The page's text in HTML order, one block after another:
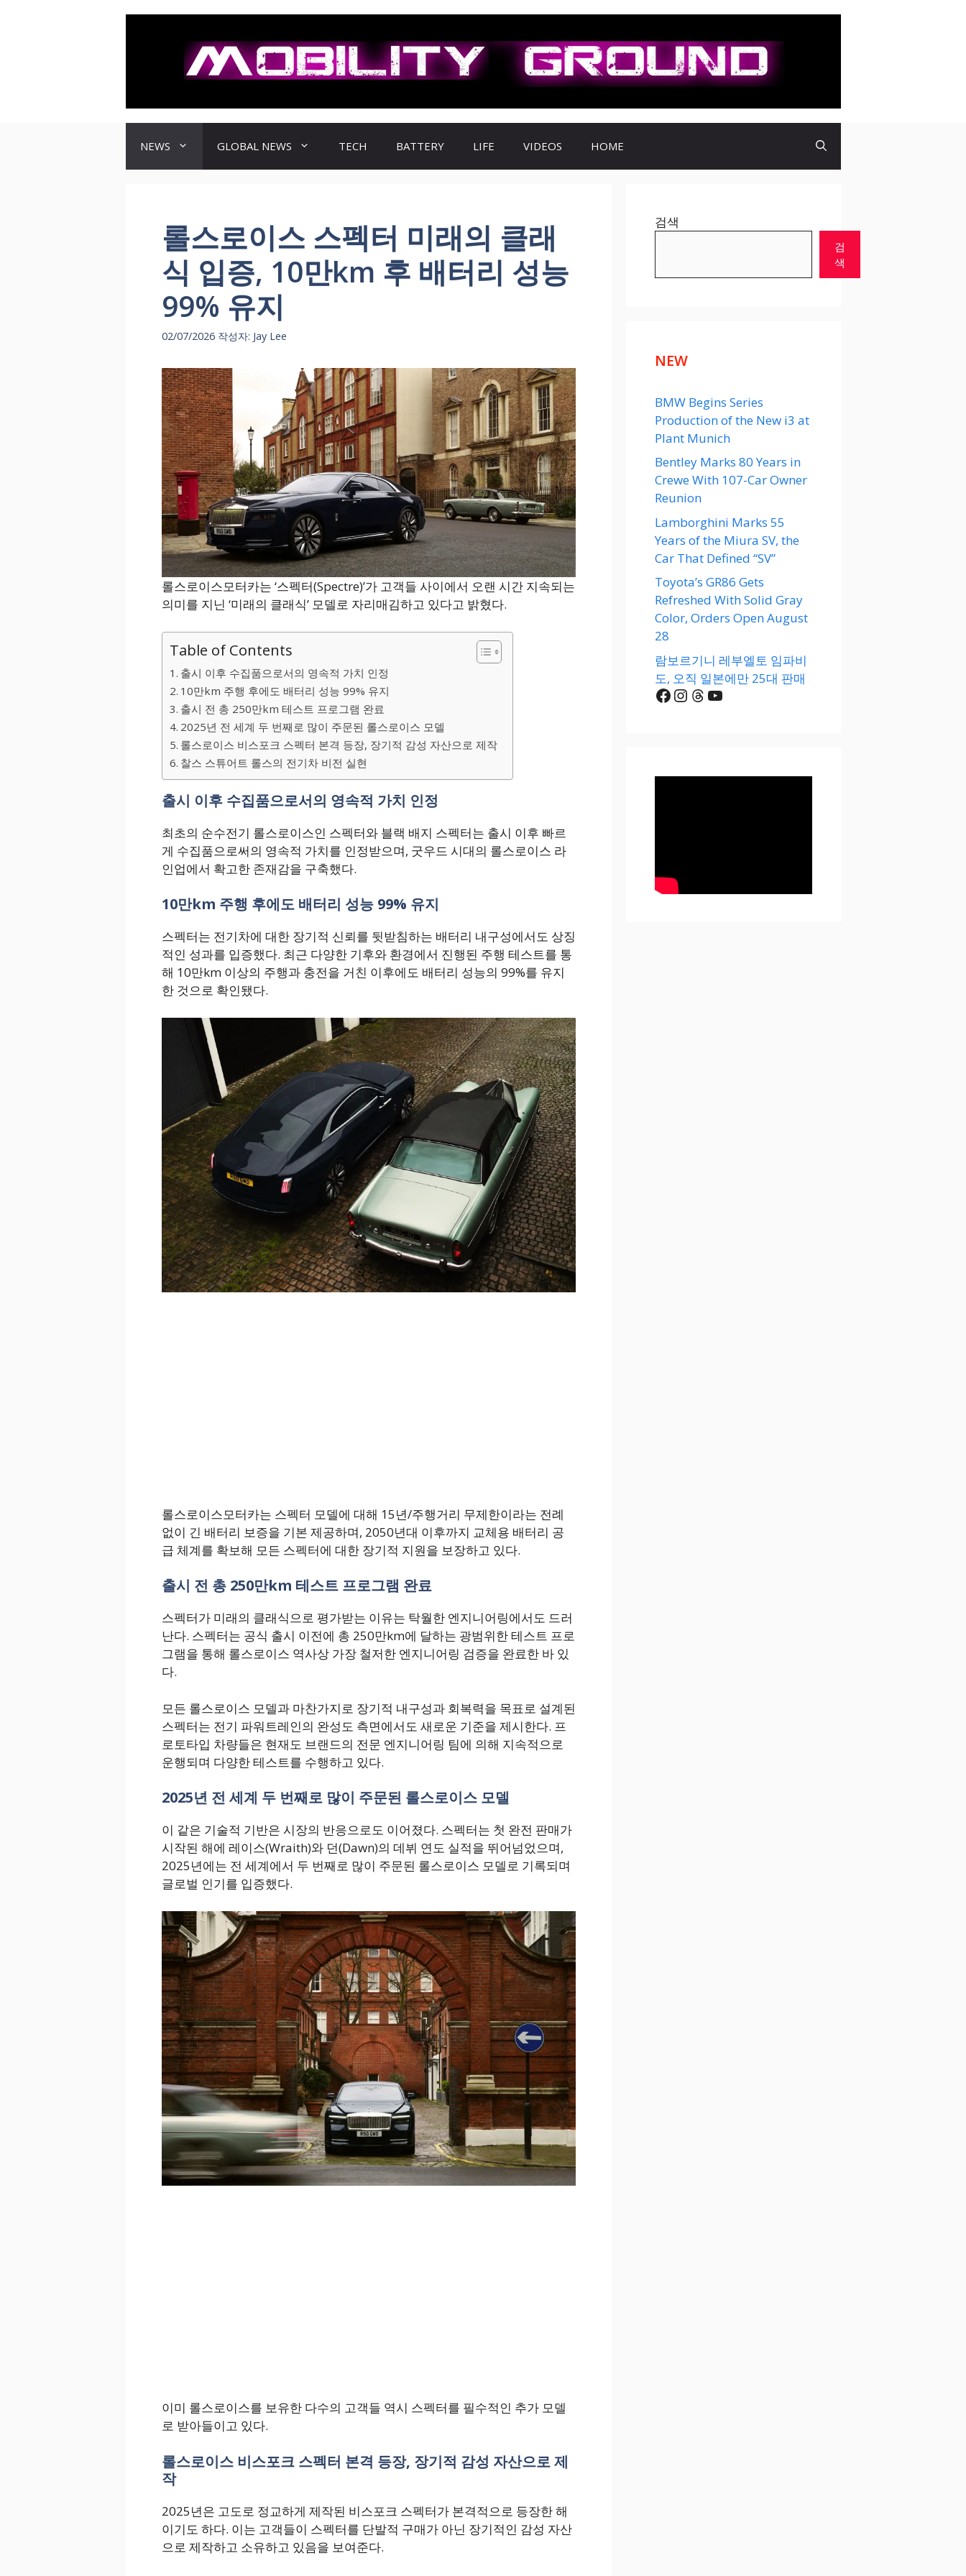
NEWS GLOBAL NEWS TECH BATTERY LIFE VIDEOS HOME
롤스로이스 스펙터 미래의 클래
식 입증, 10만km 후 배터리 성능
99% 유지
02/07/2026 작성자: Jay Lee
롤스로이스모터카는 ‘스펙터(Spectre)’가 고객들 사이에서 오랜 시간 지속되는
의미를 지닌 ‘미래의 클래식’ 모델로 자리매김하고 있다고 밝혔다.
Table of Contents
출시 이후 수집품으로서의 영속적 가치 인정
10만km 주행 후에도 배터리 성능 99% 유지
출시 전 총 250만km 테스트 프로그램 완료
2025년 전 세계 두 번째로 많이 주문된 롤스로이스 모델
롤스로이스 비스포크 스펙터 본격 등장, 장기적 감성 자산으로 제작
찰스 스튜어트 롤스의 전기차 비전 실현
출시 이후 수집품으로서의 영속적 가치 인정
최초의 순수전기 롤스로이스인 스펙터와 블랙 배지 스펙터는 출시 이후 빠르
게 수집품으로써의 영속적 가치를 인정받으며, 굿우드 시대의 롤스로이스 라
인업에서 확고한 존재감을 구축했다.
10만km 주행 후에도 배터리 성능 99% 유지
스펙터는 전기차에 대한 장기적 신뢰를 뒷받침하는 배터리 내구성에서도 상징
적인 성과를 입증했다. 최근 다양한 기후와 환경에서 진행된 주행 테스트를 통
해 10만km 이상의 주행과 충전을 거친 이후에도 배터리 성능의 99%를 유지
한 것으로 확인됐다.
롤스로이스모터카는 스펙터 모델에 대해 15년/주행거리 무제한이라는 전례
없이 긴 배터리 보증을 기본 제공하며, 2050년대 이후까지 교체용 배터리 공
급 체계를 확보해 모든 스펙터에 대한 장기적 지원을 보장하고 있다.
출시 전 총 250만km 테스트 프로그램 완료
스펙터가 미래의 클래식으로 평가받는 이유는 탁월한 엔지니어링에서도 드러
난다. 스펙터는 공식 출시 이전에 총 250만km에 달하는 광범위한 테스트 프로
그램을 통해 롤스로이스 역사상 가장 철저한 엔지니어링 검증을 완료한 바 있
다.
모든 롤스로이스 모델과 마찬가지로 장기적 내구성과 회복력을 목표로 설계된
스펙터는 전기 파워트레인의 완성도 측면에서도 새로운 기준을 제시한다. 프
로토타입 차량들은 현재도 브랜드의 전문 엔지니어링 팀에 의해 지속적으로
운행되며 다양한 테스트를 수행하고 있다.
2025년 전 세계 두 번째로 많이 주문된 롤스로이스 모델
이 같은 기술적 기반은 시장의 반응으로도 이어졌다. 스펙터는 첫 완전 판매가
시작된 해에 레이스(Wraith)와 던(Dawn)의 데뷔 연도 실적을 뛰어넘었으며,
2025년에는 전 세계에서 두 번째로 많이 주문된 롤스로이스 모델로 기록되며
글로벌 인기를 입증했다.
이미 롤스로이스를 보유한 다수의 고객들 역시 스펙터를 필수적인 추가 모델
로 받아들이고 있다.
롤스로이스 비스포크 스펙터 본격 등장, 장기적 감성 자산으로 제
작
2025년은 고도로 정교하게 제작된 비스포크 스펙터가 본격적으로 등장한 해
이기도 하다. 이는 고객들이 스펙터를 단발적 구매가 아닌 장기적인 감성 자산
으로 제작하고 소유하고 있음을 보여준다.
검색
검
색
NEW
BMW Begins Series
Production of the New i3 at
Plant Munich
Bentley Marks 80 Years in
Crewe With 107-Car Owner
Reunion
Lamborghini Marks 55
Years of the Miura SV, the
Car That Defined “SV”
Toyota’s GR86 Gets
Refreshed With Solid Gray
Color, Orders Open August
28
람보르기니 레부엘토 임파비
도, 오직 일본에만 25대 판매
Facebook
Instagram
Threads
YouTube